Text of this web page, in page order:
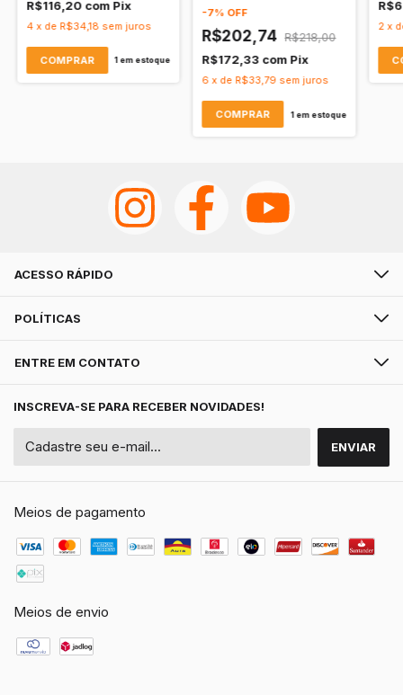
R$116,20 com Pix
4 x de R$34,18 sem juros
1 em estoque
Espiritual
-7% OFF
R$202,74 R$218,00
R$172,33 com Pix
6 x de R$33,79 sem juros
1em estoque
2 x
ACESSO RÁPIDO
POLÍTICAS
ENTRE EM CONTATO
INSCREVA-SE PARA RECEBER NOVIDADES!
Meios de pagamento
Meios de envio